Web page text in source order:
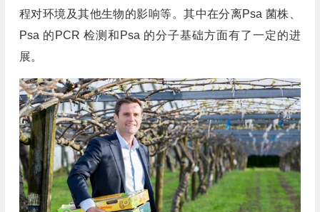
程对环境及其他生物的影响等。其中在分离Psa 菌株、
Psa 的PCR 检测和Psa 的分子基础方面有了一定的进
展。